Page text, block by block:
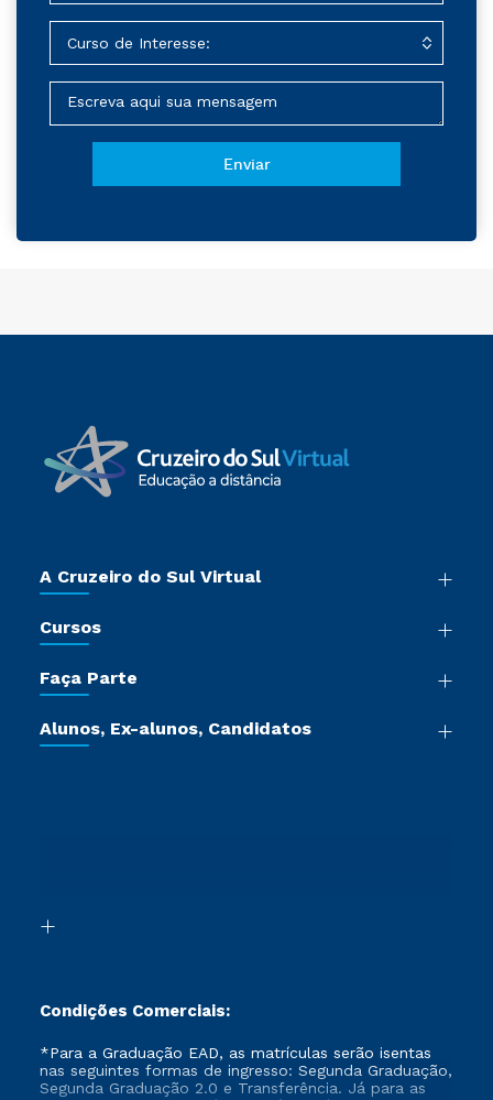
A Cruzeiro do Sul Virtual
Sala de Imprensa
Certificadoras
Jornada do Aluno
Cursos
Pós-graduação
Cursos Livres
Faça Parte
Vestibular Redação
Formação Pedagógica - R2
Alunos, Ex-alunos, Candidatos
Condições Comerciais:
*Para a Graduação EAD, as matrículas serão isentas
nas seguintes formas de ingresso: Segunda Graduação,
Segunda Graduação 2.0 e Transferência. Já para as